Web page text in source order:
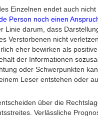
Einzelnen endet auch
Person noch einen
Linie darum, dass
Verstorbenen nicht
eher bewirken als
der Informationen
oder Schwerpunkten
Leser entstehen oder
über die
Verlässliche